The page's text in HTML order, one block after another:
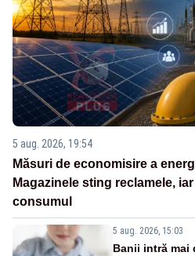
5 aug. 2026, 19:54
Măsuri de economisire a
Magazinele sting reclamele,
consumul
5 aug. 2026, 15:03
Banii intră mai